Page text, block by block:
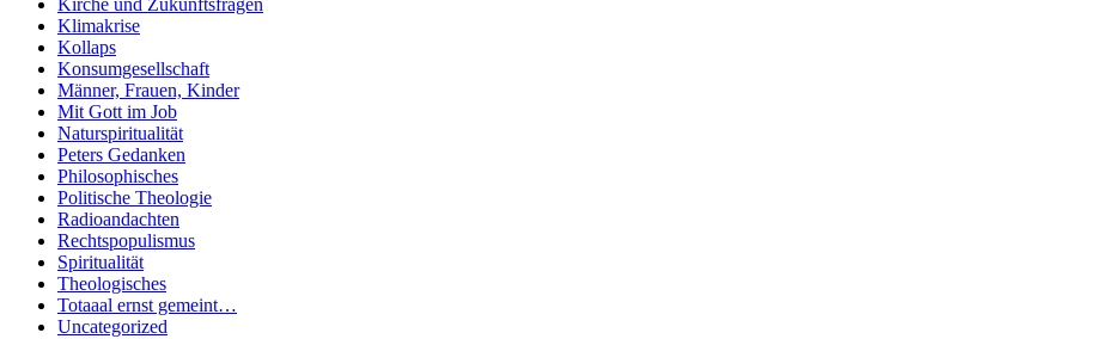
Kirche und Zukunftsfragen
Klimakrise
Kollaps
Konsumgesellschaft
Männer, Frauen, Kinder
Mit Gott im Job
Naturspiritualität
Peters Gedanken
Philosophisches
Politische Theologie
Radioandachten
Rechtspopulismus
Spiritualität
Theologisches
Totaaal ernst gemeint…
Uncategorized